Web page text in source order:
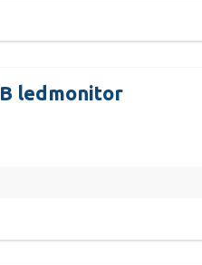
ledmonitor